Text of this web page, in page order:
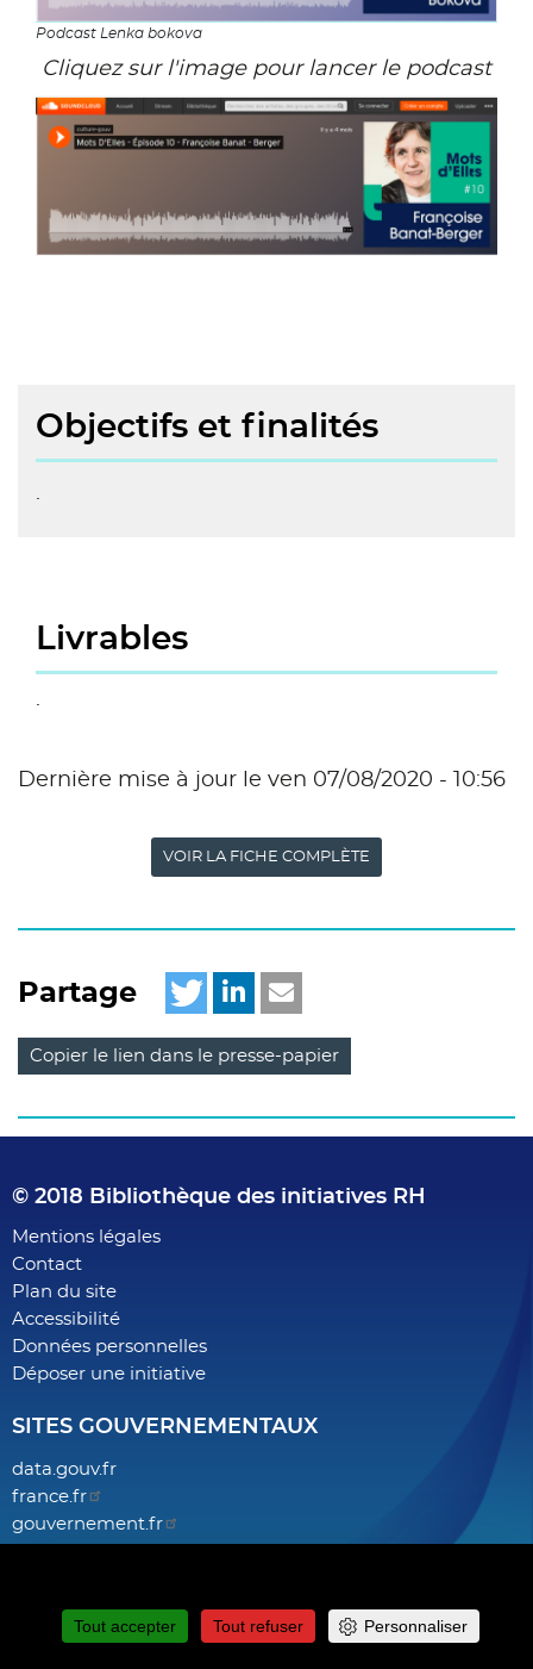
Tout accepter
Tout refuser Personnaliser
Podcast Lenka bokova
Cliquez sur l'image pour lancer le podcast
Objectifs et finalités
.
Livrables
.
Dernière mise à jour le ven 07/08/2020 - 10:56
VOIR LA FICHE COMPLÈTE
Partage
Copier le lien dans le presse-papier
© 2018 Bibliothèque des initiatives RH
Footer
menu
Mentions légales
Contact
Plan du site
Accessibilité
Données personnelles
Déposer une initiative
SITES GOUVERNEMENTAUX
data.gouv.fr
france.fr
gouvernement.fr
fonction-publique.gouv.fr